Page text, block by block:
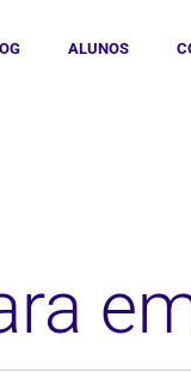
ALUNOS